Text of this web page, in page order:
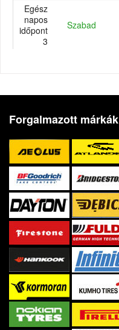
Egész
napos
időpont
3
Szabad
Forgalmazott márkák